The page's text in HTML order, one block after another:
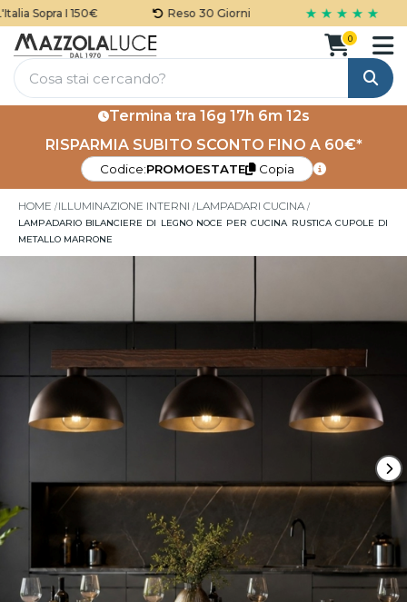
Sopra I 150€ Reso 30 Giorni ★ ★ ★ ★ ★
Cerca
0
Termina tra 16g 17h 6m 12s
RISPARMIA SUBITO SCONTO FINO A 60€*
Codice:PROMOESTATE Copia
HOME ILLUMINAZIONE INTERNI LAMPADARI CUCINA
LAMPADARIO BILANCIERE DI LEGNO NOCE PER CUCINA RUSTICA CUPOLE DI
METALLO MARRONE